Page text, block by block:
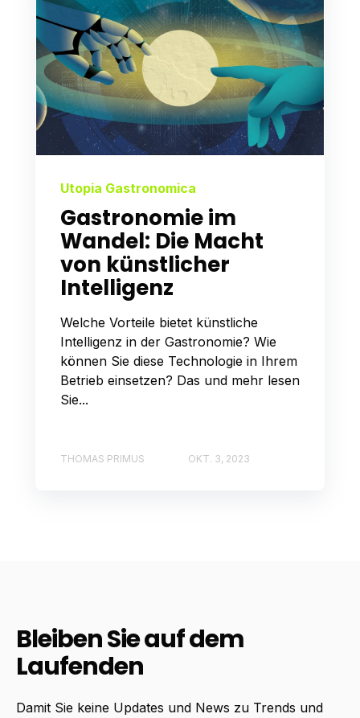
Utopia Gastronomica
Gastronomie im
Wandel: Die Macht
von künstlicher
Intelligenz
Welche Vorteile bietet künstliche
Intelligenz in der Gastronomie? Wie
können Sie diese Technologie in Ihrem
Betrieb einsetzen? Das und mehr lesen
Sie...
THOMAS PRIMUS OKT. 3, 2023
Bleiben Sie auf dem
Laufenden
Damit Sie keine Updates und News zu Trends und